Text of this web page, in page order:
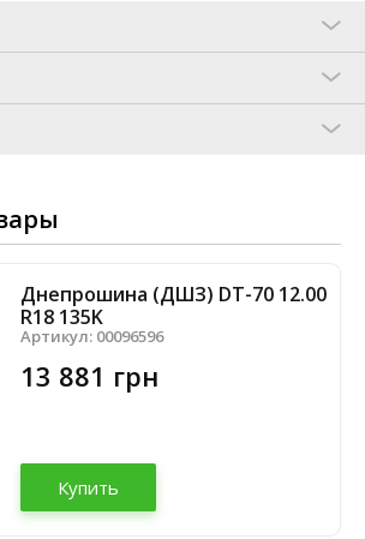
Днепрошина (ДШЗ) DT-70 12.00
R18 135K
Артикул: 00096596
13 881 грн
Купить